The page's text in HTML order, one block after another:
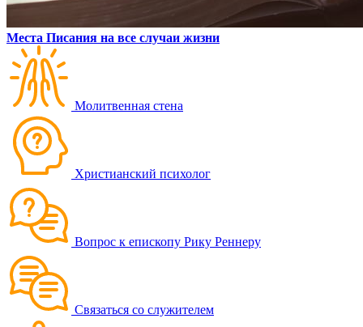
Места Писания на все случаи жизни
Молитвенная стена
Христианский психолог
Вопрос к епископу Рику Реннеру
Связаться со служителем